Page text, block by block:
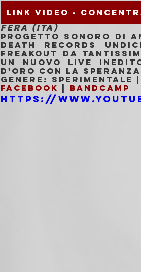
LINK VIDEO -
FERA (ITA)
Progetto sonoro di
Death Records
freakout da
un nuovo live
d'oro con la
Genere: Sperimentale
Facebook | Bandcamp
https://